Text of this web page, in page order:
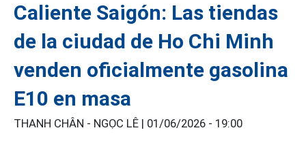
Caliente Saigón: Las tiendas
de la ciudad de Ho Chi Minh
venden oficialmente gasolina
E10 en masa
THANH CHÂN - NGỌC LÊ | 01/06/2026 - 19:00